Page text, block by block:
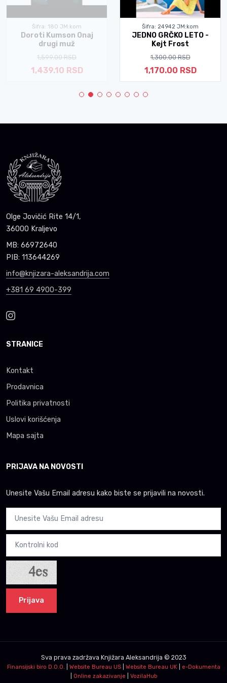
Šifra: 24942 JM:kom
JEDNO GRČKO LETO -
Kejt Frost
1,300.00 RSD
1,170.00 RSD
Šifra: 9621 JM:kom
MOJ PAS GLUPI - Džon
Fante
990.00 RSD
940.50 RSD
Olge Jovičić Rite 14/1,
36000 Kraljevo
MB: 66972640
PIB: 113644269
info@knjizara-aleksandrija.com
+381 69 4900-399
STRANICE
Kontakt
Prodavnica
Politika privatnosti
Uslovi korišćenja
Mapa sajta
PRIJAVA NA NOVOSTI
Unesite Vašu Email adresu kako biste se prijavili na novosti.
Prijava
Sva prava zadržava Knjižara Aleksandrija © 2023
Finansijski biro D.O.O. Website Bureau US| Website Bureau UK|
e-Dokumenta
Online zakazivanje VozilaHub